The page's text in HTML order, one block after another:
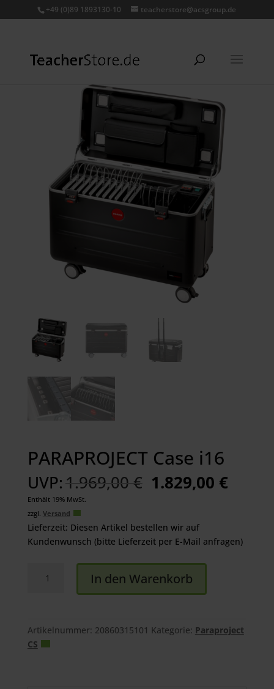
+49 (0)89 1893130-10 teacherstore@acsgroup.de
PARAPROJECT Case i16
UVP: 1.969,00 € Ursprünglicher
Preis
1.969,00 €
1.829,00 €
Preis
Enthält 19% MwSt.
zzgl. Versand
Lieferzeit: Diesen Artikel bestellen wir auf
Kundenwunsch (bitte Lieferzeit per E-Mail anfragen)
In den Warenkorb
Artikelnummer: 20860315101 Kategorie: Paraproject
CS